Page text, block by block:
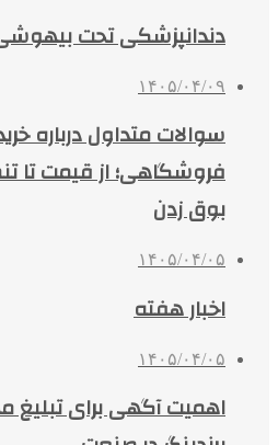
دندانپزشکی تحت
۱۴۰۵/۰۴/۰۹
سوالات متداول درباره
فروشگاهی؛ از قیمت تا
بوق زدن
۱۴۰۵/۰۴/۰۵
اخبار هفته
۱۴۰۵/۰۴/۰۵
اهمیت آگهی برای